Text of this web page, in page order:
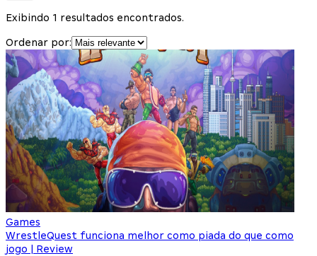
Exibindo 1 resultados encontrados.
Ordenar por:
Games
WrestleQuest funciona melhor como piada do que como
jogo | Review